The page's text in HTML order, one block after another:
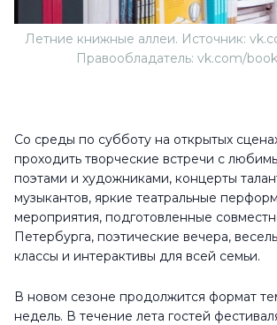
Летние книжные аллеи. Источник:
Правообладатель: vk.com/
Со среды по субботу на открытых
проходить творческие встречи с
поэтами и художниками, концерты
музыкантов, яркие театральные
мероприятия, подготовленные
Петербурга, поэтические вечера,
классы и интерактивы для всей семьи.
В новом сезоне продолжится формат
недель. В течение лета гостей